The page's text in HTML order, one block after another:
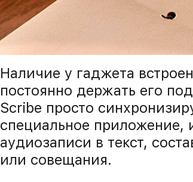
Наличие у гаджета
постоянно держать его
Scribe просто
специальное
аудиозаписи в текст,
или совещания.